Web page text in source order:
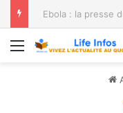
Menu